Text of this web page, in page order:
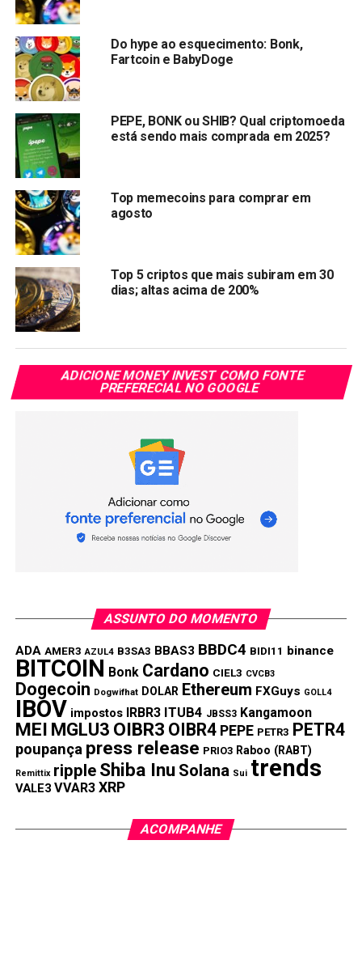
Muitos investidores acreditam que a moeda tem potencial
principais memecoins do mercado.
No momento em que escrevemos, o BONK é
negociado a US$ 0,00003039, alta de 55% nas
primeiras horas de negociação.
Compartilhar:
Copy
Link
WhatsApp
TÓPICOS RELACIONADOS: BONK
PRÓXIMA:
Preço BONK $0,01 já é uma realidade
O Brasil se torna um dos países mais caros do
mundo para investir em criptomoedas
Do hype ao esquecimento: Bonk,
Fartcoin e BabyDoge
PEPE, BONK ou SHIB? Qual criptomoeda
está sendo mais comprada em 2025?
Top memecoins para comprar em
agosto
Top 5 criptos que mais subiram em 30
dias; altas acima de 200%
ADICIONE MONEY INVEST COMO FONTE
PREFERECIAL NO GOOGLE
ASSUNTO DO MOMENTO
ADA AMER3 AZUL4 B3SA3 BBAS3 BBDC4 BIDI11 binance
BITCOIN Bonk Cardano CIEL3 CVCB3
Dogecoin Dogwifhat DOLAR Ethereum FXGuys GOLL4
IBOV impostos IRBR3 ITUB4 JBSS3 Kangamoon
MEI MGLU3 OIBR3 OIBR4 PEPE PETR3 PETR4
poupança press release PRIO3 Raboo (RABT)
Remittix ripple Shiba Inu Solana Sui trends
VALE3 VVAR3 XRP
ACOMPANHE